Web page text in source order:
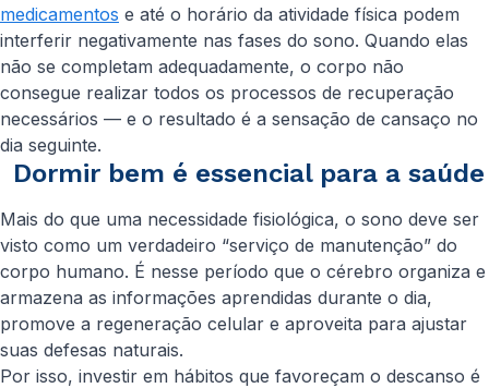
medicamentos e até o horário da atividade física podem
interferir negativamente nas fases do sono. Quando elas
não se completam adequadamente, o corpo não
consegue realizar todos os processos de recuperação
necessários — e o resultado é a sensação de cansaço no
dia seguinte.
Dormir bem é essencial para a saúde
Mais do que uma necessidade fisiológica, o sono deve ser
visto como um verdadeiro “serviço de manutenção” do
corpo humano. É nesse período que o cérebro organiza e
armazena as informações aprendidas durante o dia,
promove a regeneração celular e aproveita para ajustar
suas defesas naturais.
Por isso, investir em hábitos que favoreçam o descanso é